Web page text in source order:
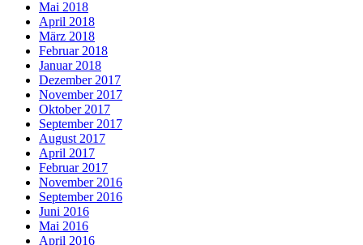
Mai 2018
April 2018
März 2018
Februar 2018
Januar 2018
Dezember 2017
November 2017
Oktober 2017
September 2017
August 2017
April 2017
Februar 2017
November 2016
September 2016
Juni 2016
Mai 2016
April 2016